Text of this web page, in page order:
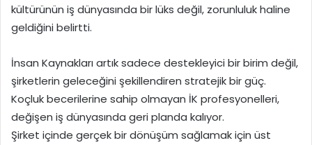
kültürünün iş dünyasında bir lüks değil, zorunluluk haline
geldiğini belirtti.
İnsan Kaynakları artık sadece destekleyici bir birim değil,
şirketlerin geleceğini şekillendiren stratejik bir güç.
Koçluk becerilerine sahip olmayan İK profesyonelleri,
değişen iş dünyasında geri planda kalıyor.
Şirket içinde gerçek bir dönüşüm sağlamak için üst